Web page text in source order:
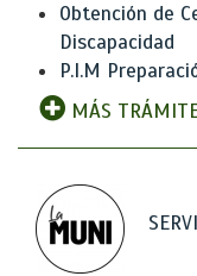
Obtención de
Discapacidad
P.I.M
MÁS